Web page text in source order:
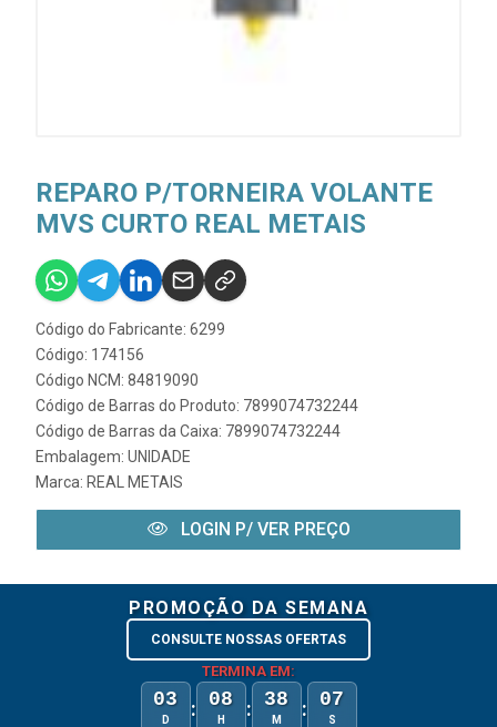
REPARO P/TORNEIRA VOLANTE
MVS CURTO REAL METAIS
Código do Fabricante: 6299
Código: 174156
Código NCM: 84819090
Código de Barras do Produto: 7899074732244
Código de Barras da Caixa: 7899074732244
Embalagem: UNIDADE
Marca: REAL METAIS
LOGIN P/ VER PREÇO
PROMOÇÃO DA SEMANA
CONSULTE NOSSAS OFERTAS
TERMINA EM:
03
D : 08
H : 38
M : 07
S